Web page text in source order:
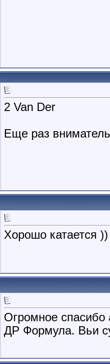
2 Van Der
Еще раз
Хорошо катается ))
Огромное спасибо
ДР Формула. Вьи